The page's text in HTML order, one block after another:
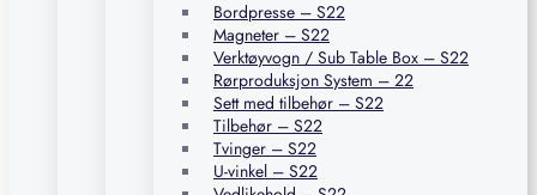
Bordpresse – S22
Magneter – S22
Verktøyvogn / Sub Table Box – S22
Rørproduksjon System – 22
Sett med tilbehør – S22
Tilbehør – S22
Tvinger – S22
U-vinkel – S22